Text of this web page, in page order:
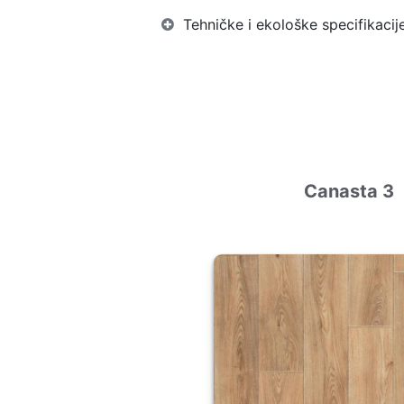
Tehničke i ekološke
Canasta 3